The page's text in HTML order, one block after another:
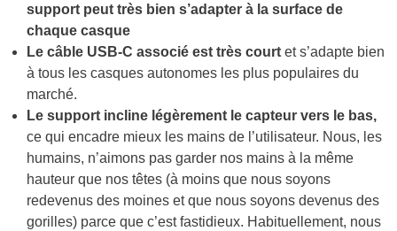
support peut très bien s’adapter à la surface de
chaque casque
Le câble USB-C associé est très court et s’adapte bien
à tous les casques autonomes les plus populaires du
marché.
Le support incline légèrement le capteur vers le bas,
ce qui encadre mieux les mains de l’utilisateur. Nous, les
humains, n’aimons pas garder nos mains à la même
hauteur que nos têtes (à moins que nous soyons
redevenus des moines et que nous soyons devenus des
gorilles) parce que c’est fastidieux. Habituellement, nous